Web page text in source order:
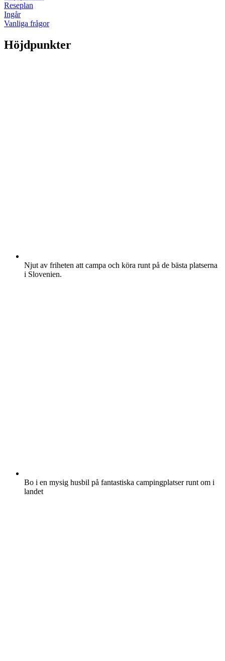
Reseplan
Ingår
Vanliga frågor
Höjdpunkter
Njut av friheten att campa och köra runt på de bästa platserna
i Slovenien.
Bo i en mysig husbil på fantastiska campingplatser runt om i
landet